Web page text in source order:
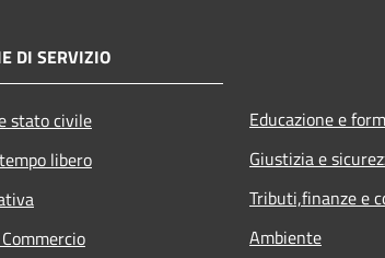
DI SERVIZIO
stato civile
libero
Educazione e
Giustizia e
Tributi,finanze e
Ambiente